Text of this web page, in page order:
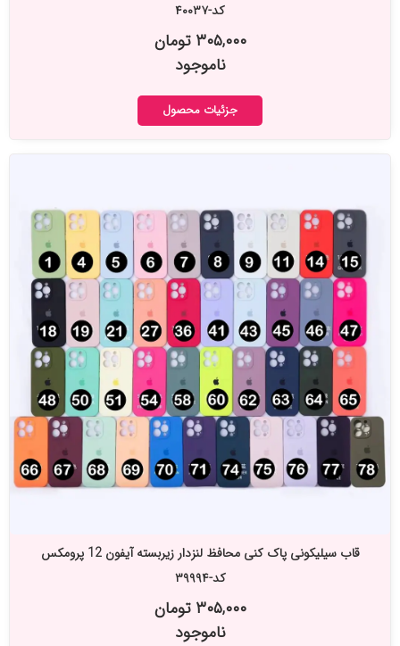
کد-۴۰۰۳۷
۳۰۵,۰۰۰ تومان
ناموجود
جزئیات محصول
قاب سیلیکونی پاک کنی محافظ لنزدار زیربسته آیفون 12 پرومکس
کد-۳۹۹۹۴
۳۰۵,۰۰۰ تومان
ناموجود